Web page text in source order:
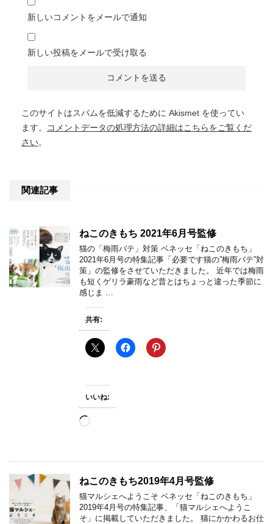
新しいコメントをメールで通知
新しい投稿をメールで受け取る
このサイトはスパムを低減するために Akismet を使ってい
ます。
コメントデータの処理方法の詳細はこちらをご覧くだ
さい。
関連記事
ねこのきもち 2021年6月号監修
猫の「梅雨バテ」対策 ベネッセ「ねこのきもち」
2021年6月号の特集記事「必要です猫の”梅雨バテ”対
策」の監修をさせていただきました。 近年では梅雨
も短くゲリラ豪雨など昔とはちょっと違った季節に
感じま …
共有:
いいね:
読
み
ねこのきもち2019年4月号監修
猫マルシェへようこそ ベネッセ「ねこのきもち」
2019年4月号の特集記事、「猫マルシェへようこ
そ」に掲載していただきました。 猫にかかわるお仕